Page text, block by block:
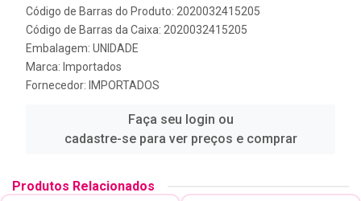
Código de Barras do Produto: 2020032415205
Código de Barras da Caixa: 2020032415205
Embalagem: UNIDADE
Marca: Importados
Fornecedor: IMPORTADOS
Faça seu login ou
cadastre-se para ver preços e comprar
Produtos Relacionados